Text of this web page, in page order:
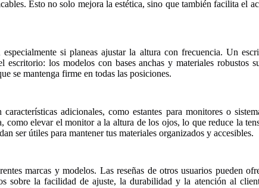
Esto no solo mejora la estética, sino que también facilita el
si planeas ajustar la altura con frecuencia. Un
escritorio: los modelos con bases anchas y materiales robustos
se mantenga firme en todas las posiciones.
adicionales, como estantes para monitores o
como elevar el monitor a la altura de los ojos, lo que reduce la
ser útiles para mantener tus materiales organizados y accesibles.
marcas y modelos. Las reseñas de otros usuarios pueden
sobre la facilidad de ajuste, la durabilidad y la atención al